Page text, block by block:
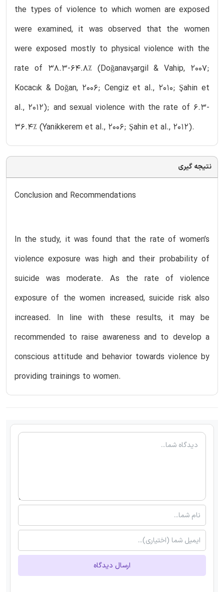
the types of violence to which women are exposed
were examined, it was observed that the women
were exposed mostly to physical violence with the
rate of 38.3-64.8% (Doğanavşargil & Vahip, 2007;
Kocacık & Doğan, 2006; Cengiz et al., 2010; Şahin et
al., 2012); and sexual violence with the rate of 6.3-
36.4% (Yanikkerem et al., 2006; Şahin et al., 2012).
نتیجه گیری
Conclusion and Recommendations
In the study, it was found that the rate of women’s
violence exposure was high and their probability of
suicide was moderate. As the rate of violence
exposure of the women increased, suicide risk also
increased. In line with these results, it may be
recommended to raise awareness and to develop a
conscious attitude and behavior towards violence by
providing trainings to women.
ارسال دیدگاه